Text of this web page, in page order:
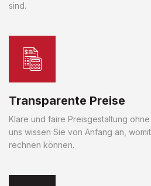
sind.
Transparente Preise
Klare und faire Preisgestaltung
uns wissen Sie von Anfang an,
rechnen können.